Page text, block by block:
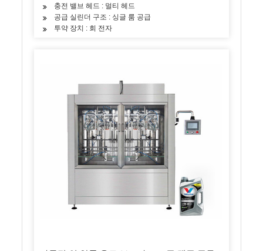
충전 밸브 헤드 : 멀티 헤드
공급 실린더 구조 : 싱글 룸 공급
투약 장치 : 회 전자